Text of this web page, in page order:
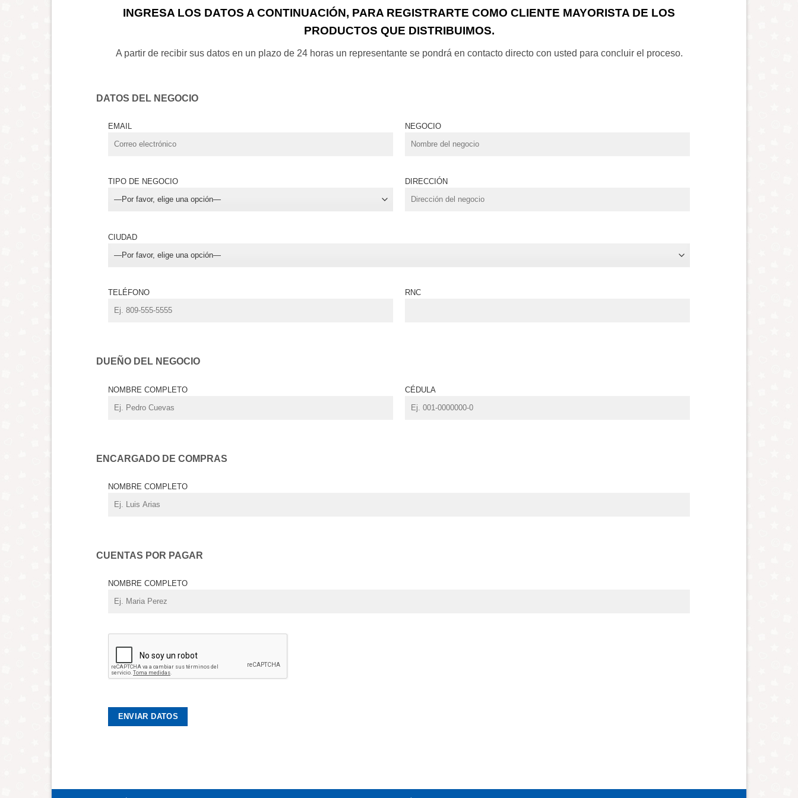
INGRESA LOS DATOS A CONTINUACIÓN, PARA REGISTRARTE COMO CLIENTE MAYORISTA DE LOS
PRODUCTOS QUE DISTRIBUIMOS.
A partir de recibir sus datos en un plazo de 24 horas un representante se pondrá en contacto directo con usted para concluir el proceso.
DATOS DEL NEGOCIO
EMAIL NEGOCIO
TIPO DE NEGOCIO DIRECCIÓN
CIUDAD
TELÉFONO RNC
DUEÑO DEL NEGOCIO
NOMBRE COMPLETO CÉDULA
ENCARGADO DE COMPRAS
NOMBRE COMPLETO
CUENTAS POR PAGAR
NOMBRE COMPLETO